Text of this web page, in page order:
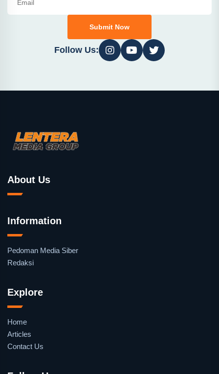
Submit Now
Follow Us:
About Us
Information
Pedoman Media Siber
Redaksi
Explore
Home
Articles
Contact Us